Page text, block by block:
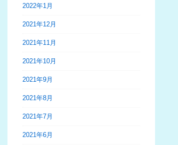
2022年1月
2021年12月
2021年11月
2021年10月
2021年9月
2021年8月
2021年7月
2021年6月